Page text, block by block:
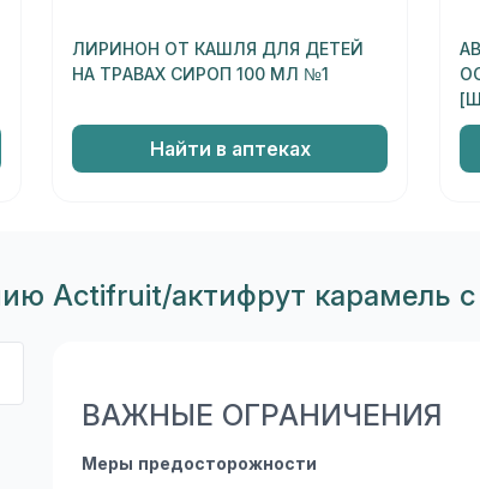
ЛИРИНОН ОТ КАШЛЯ ДЛЯ ДЕТЕЙ
НА ТРАВАХ СИРОП 100 МЛ №1
Найти в аптеках
Actifruit/актифрут
ВАЖНЫЕ ОГРАНИЧЕНИЯ
Меры предосторожности